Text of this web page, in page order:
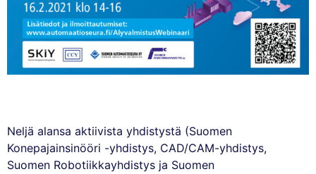
Neljä alansa aktiivista yhdistystä (Suomen
Konepajainsinööri -yhdistys, CAD/CAM-yhdistys,
Suomen Robotiikkayhdistys ja Suomen